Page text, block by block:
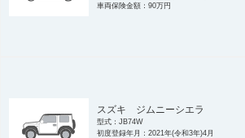
車両保険金額：90万円
スズキ ジムニーシエラ
型式：JB74W
初度登録年月：2021年(令和3年)4月